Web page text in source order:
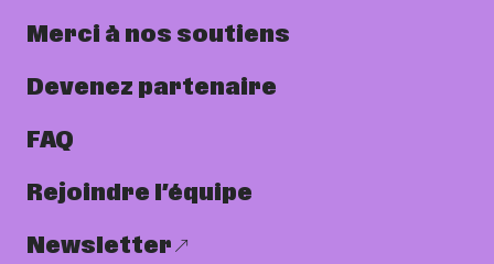
Merci à nos soutiens
Devenez partenaire
FAQ
Rejoindre l’équipe
Newsletter